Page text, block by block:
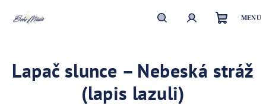
košík
Lapač slunce – Nebeská stráž
(lapis lazuli)